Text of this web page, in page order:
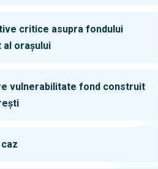
critice asupra fondului
orașului
vulnerabilitate fond construit